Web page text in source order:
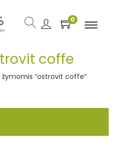
0
coffe
žymomis “ostrovit coffe”